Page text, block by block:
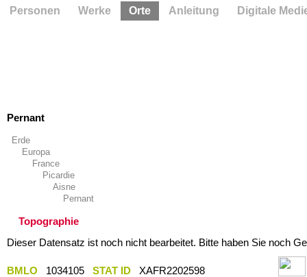
Pernant
Erde
Europa
France
Picardie
Aisne
Pernant
Topographie
Dieser Datensatz ist noch nicht bearbeitet. Bitte haben Sie noch
BMLO 1034105 STAT ID
XAFR2202598
Personen Werke Orte Anleitung Digitale